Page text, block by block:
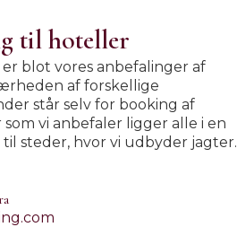
til hoteller
blot vores anbefalinger af
af forskellige
står selv for booking af
vi anbefaler ligger alle i en
steder, hvor vi udbyder jagter.